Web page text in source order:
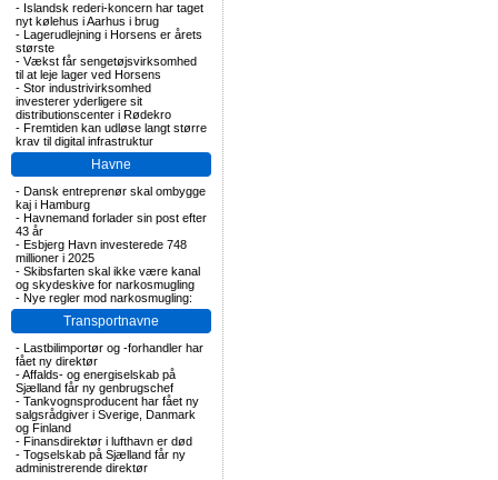
- Islandsk rederi-koncern har taget
nyt kølehus i Aarhus i brug
- Lagerudlejning i Horsens er årets
største
- Vækst får sengetøjsvirksomhed
til at leje lager ved Horsens
- Stor industrivirksomhed
investerer yderligere sit
distributionscenter i Rødekro
- Fremtiden kan udløse langt større
krav til digital infrastruktur
Havne
- Dansk entreprenør skal ombygge
kaj i Hamburg
- Havnemand forlader sin post efter
43 år
- Esbjerg Havn investerede 748
millioner i 2025
- Skibsfarten skal ikke være kanal
og skydeskive for narkosmugling
- Nye regler mod narkosmugling:
Transportnavne
- Lastbilimportør og -forhandler har
fået ny direktør
-Affalds- og energiselskab på
Sjælland får ny genbrugschef
- Tankvognsproducent har fået ny
salgsrådgiver i Sverige, Danmark
og Finland
- Finansdirektør i lufthavn er død
- Togselskab på Sjælland får ny
administrerende direktør